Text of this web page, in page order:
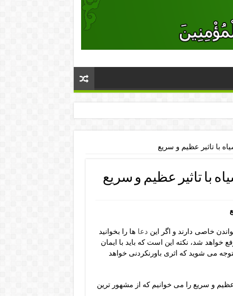
با تاثیر عظیم و سریع
با تاثیر عظیم و سریع
خاصی دارند و اگر این دعا ها را بخوانید
شد، نکته این است که باید با ایمان
متوجه می شوید که اثری باورنکردنی خواهد
و سریع را می خوانیم که از مشهور ترین